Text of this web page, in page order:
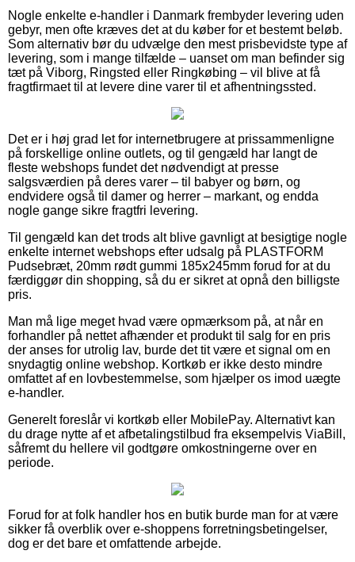
Nogle enkelte e-handler i Danmark frembyder levering uden
gebyr, men ofte kræves det at du køber for et bestemt beløb.
Som alternativ bør du udvælge den mest prisbevidste type af
levering, som i mange tilfælde – uanset om man befinder sig
tæt på Viborg, Ringsted eller Ringkøbing – vil blive at få
fragtfirmaet til at levere dine varer til et afhentningssted.
Det er i høj grad let for internetbrugere at prissammenligne
på forskellige online outlets, og til gengæld har langt de
fleste webshops fundet det nødvendigt at presse
salgsværdien på deres varer – til babyer og børn, og
endvidere også til damer og herrer – markant, og endda
nogle gange sikre fragtfri levering.
Til gengæld kan det trods alt blive gavnligt at besigtige nogle
enkelte internet webshops efter udsalg på PLASTFORM
Pudsebræt, 20mm rødt gummi 185x245mm forud for at du
færdiggør din shopping, så du er sikret at opnå den billigste
pris.
Man må lige meget hvad være opmærksom på, at når en
forhandler på nettet afhænder et produkt til salg for en pris
der anses for utrolig lav, burde det tit være et signal om en
snydagtig online webshop. Kortkøb er ikke desto mindre
omfattet af en lovbestemmelse, som hjælper os imod uægte
e-handler.
Generelt foreslår vi kortkøb eller MobilePay. Alternativt kan
du drage nytte af et afbetalingstilbud fra eksempelvis ViaBill,
såfremt du hellere vil godtgøre omkostningerne over en
periode.
Forud for at folk handler hos en butik burde man for at være
sikker få overblik over e-shoppens forretningsbetingelser,
dog er det bare et omfattende arbejde.